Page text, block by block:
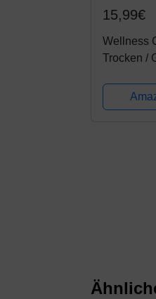
15,99€
Wellness
Trocken /